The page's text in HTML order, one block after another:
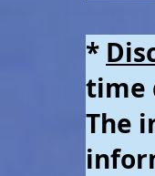
*
time
The